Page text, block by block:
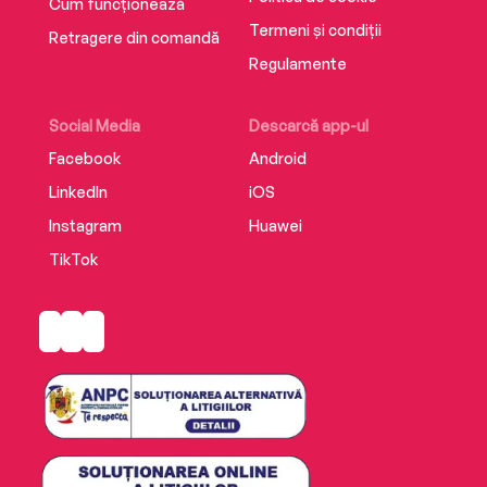
Cum funcționează
Retragere din comandă
Social Media
Facebook
LinkedIn
Instagram
TikTok
Descarcă app-ul
Android
iOS
Huawei
Termeni și condiții
Regulamente